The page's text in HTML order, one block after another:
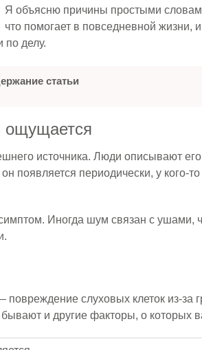
Я объясню причины простыми
что помогает в повседневной жизни, и
по делу.
статьи
ощущается
источника. Люди описывают его
появляется периодически, у кого-
Иногда шум связан с
слуховых клеток из‑за
и другие факторы, о которых